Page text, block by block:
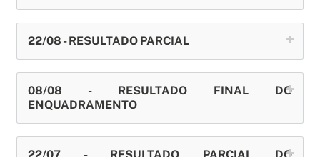
22/08 - RESULTADO PARCIAL
08/08 - RESULTADO FINAL DO
ENQUADRAMENTO